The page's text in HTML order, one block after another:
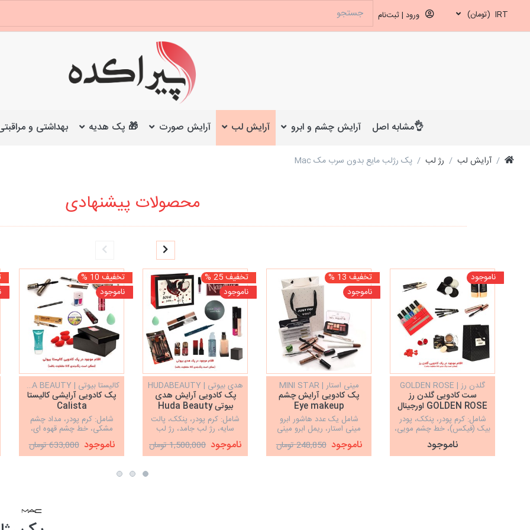
IRT (تومان) ورود | ثبت‌نام
👌مشابه اصل آرایش چشم و ابرو آرایش لب آرایش صورت 🎁 پک هدیه بهداشتی و
آرایش لب رژ لب پک رژلب مایع بدون سرب مک Mac
محصولات پیشنهادی
ناموجود
گلدن رز | GOLDEN ROSE
ست کادویی گلدن رز
GOLDEN ROSE اورجینال
شامل: کرم پودر، پنکک، پودر
بیک (فیکس)، خط چشم مویی،
گلدن رز، شاخه گل رز، ساک
دستی کادویی، قلب تزئینی
ناموجود
تخفیف 13 %
ناموجود
مینی استار | MINI STAR
پک کادویی آرایش چشم
Eye makeup
شامل یک عدد هاشور ابرو
مینی استار، ریمل ابرو مینی
استار، پالت سایه چشم مای
استایل، ریمل کاریته، مژه
مصنوعی مکس فاکتور، چسب
ناموجود 248,850 تومان
تخفیف 25 %
ناموجود
هدی بیوتی | HUDABEAUTY
پک کادویی آرایش هدی
بیوتی Huda Beauty
شامل: کرم پودر، پنکک، پالت
سایه، رژ لب جامد، رژ لب
هایلایتر دوسر, کانسیلر,پرایمر,
لاک, پد آرایشی و ست براش
ناموجود 1,500,000 تومان
تخفیف 10 %
ناموجود
کالیستا بیوتی | CALISTA BEAUTY
پک کادویی آرایشی کالیستا
Calista
شامل: کرم پودر، مداد چشم
مشکی، خط چشم قهوه ای،
ریمل کالیستا، رژ لب، مداد ابرو
برس دار، لاک 2قلو، لاک آینه
ای، لاک پاک کن، آینه، پد
ناموجود 633,000 تومان